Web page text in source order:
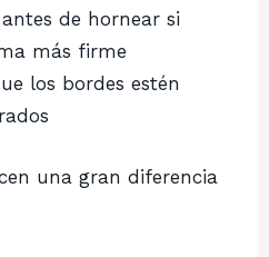
de hornear si
más firme
los bordes estén
una gran diferencia